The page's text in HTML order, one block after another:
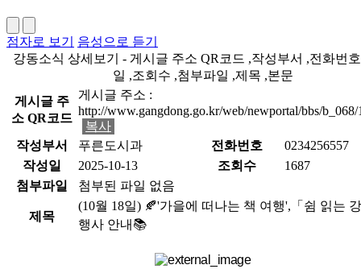
점자로 보기
음성으로 듣기
강동소식 상세보기 - 게시글 주소 QR코드 ,작성부서 ,전화번
일 ,조회수 ,첨부파일 ,제목 ,본문
게시글 주
소 QR코드
게시글 주소 :
http://www.gangdong.go.kr/web/newportal/bbs/b_068/
복사
작성부서
푸른도시과 전화번호
0234256557
작성일
2025-10-13 조회수
1687
첨부파일
첨부된 파일 없음
제목
(10월 18일) 🍂'가을에 떠나는 책 여행',「쉼 읽는
행사 안내📚